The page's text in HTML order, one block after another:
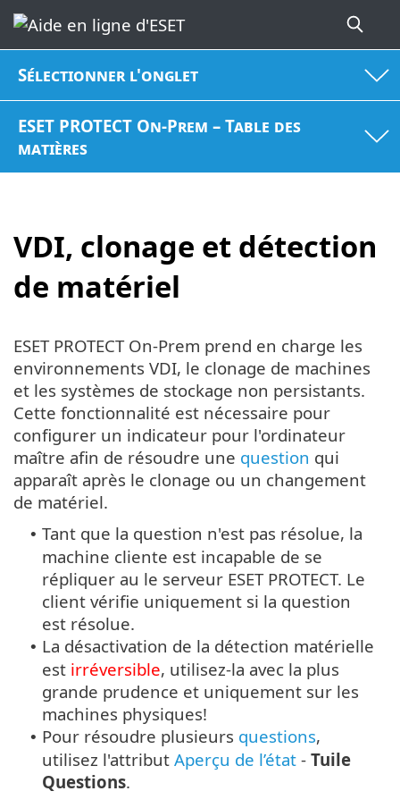
Sélectionner l'onglet
ESET PROTECT On-Prem – Table des
matières
VDI, clonage et détection
de matériel
ESET PROTECT On-Prem prend en charge les
environnements VDI, le clonage de machines
et les systèmes de stockage non persistants.
Cette fonctionnalité est nécessaire pour
configurer un indicateur pour l'ordinateur
maître afin de résoudre une question qui
apparaît après le clonage ou un changement
de matériel.
• Tant que la question n'est pas résolue, la
machine cliente est incapable de se
répliquer au le serveur ESET PROTECT. Le
client vérifie uniquement si la question
est résolue.
• La désactivation de la détection matérielle
est irréversible, utilisez-la avec la plus
grande prudence et uniquement sur les
machines physiques!
• Pour résoudre plusieurs questions,
utilisez l'attribut Aperçu de l’état - Tuile
Questions.